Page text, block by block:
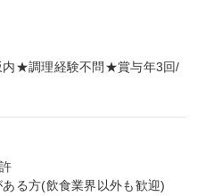
内★調理経験不問★賞与年3回/
る方(飲食業界以外も歓迎)